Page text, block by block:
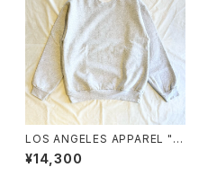
LOS ANGELES APPAREL "1
4OZ. HEAVY FLEECE PULL
OVER CREWNECK SWEATS
¥14,300